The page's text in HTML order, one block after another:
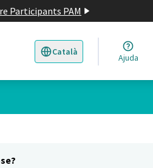
Participants PAM
Català
Triar la llengua Elegir el idioma
Ajuda